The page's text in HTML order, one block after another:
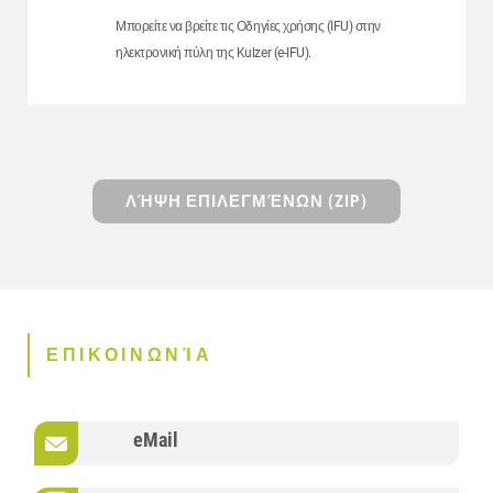
Μπορείτε να βρείτε τις Οδηγίες χρήσης (IFU) στην
ηλεκτρονική πύλη της Kulzer (e-IFU).
ΛΉΨΗ ΕΠΙΛΕΓΜΈΝΩΝ (ZIP)
ΕΠΙΚΟΙΝΩΝΊΑ
eMail